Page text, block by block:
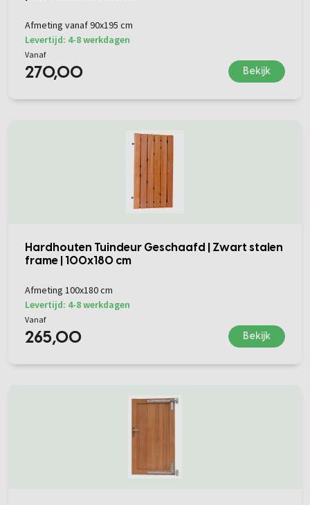
Afmeting vanaf 90x195 cm
Levertijd: 4-8 werkdagen
Vanaf
270,00 Bekijk
Hardhouten Tuindeur Geschaafd | Zwart stalen
frame | 100x180 cm
Afmeting 100x180 cm
Levertijd: 4-8 werkdagen
Vanaf
265,00 Bekijk